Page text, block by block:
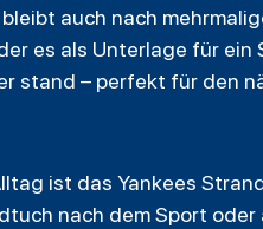
auch nach
es als Unterlage für
stand – perfekt für den
ist das Yankees
nach dem Sport